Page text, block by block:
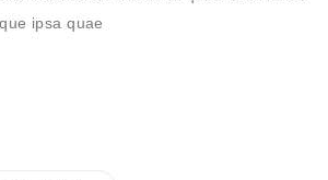
ipsa quae